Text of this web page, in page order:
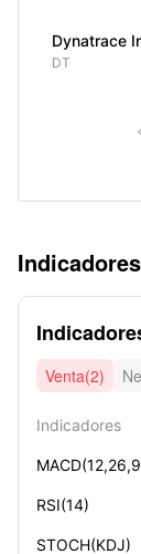
Dynatrace
DT
Indicadores
Venta(2)
Indicadores
RSI(14)
STOCH(KDJ)